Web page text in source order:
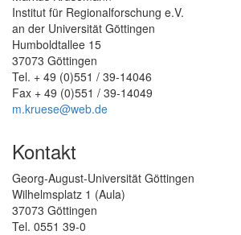
Institut für Regionalforschung e.V.
an der Universität Göttingen
Humboldtallee 15
37073 Göttingen
Tel. + 49 (0)551 / 39-14046
Fax + 49 (0)551 / 39-14049
m.kruese@web.de
Kontakt
Georg-August-Universität Göttingen
Wilhelmsplatz 1 (Aula)
37073 Göttingen
Tel. 0551 39-0